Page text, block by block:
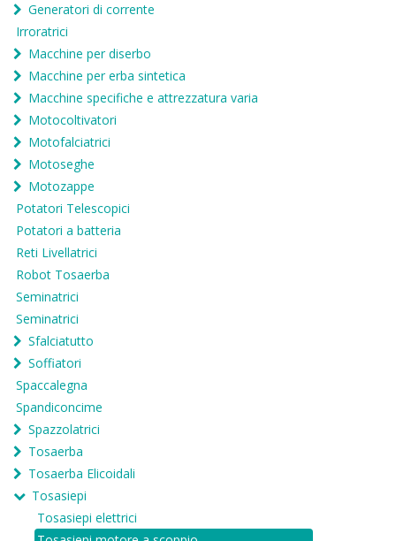
Generatori di corrente
Irroratrici
Macchine per diserbo
Macchine per erba sintetica
Macchine specifiche e attrezzatura varia
Motocoltivatori
Motofalciatrici
Motoseghe
Motozappe
Potatori Telescopici
Potatori a batteria
Reti Livellatrici
Robot Tosaerba
Seminatrici
Seminatrici
Sfalciatutto
Soffiatori
Spaccalegna
Spandiconcime
Spazzolatrici
Tosaerba
Tosaerba Elicoidali
Tosasiepi
Tosasiepi elettrici